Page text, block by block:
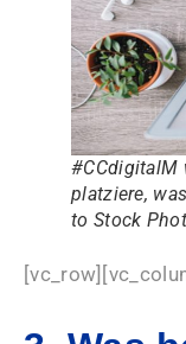
#CCdigitalM
platziere,
to Stock